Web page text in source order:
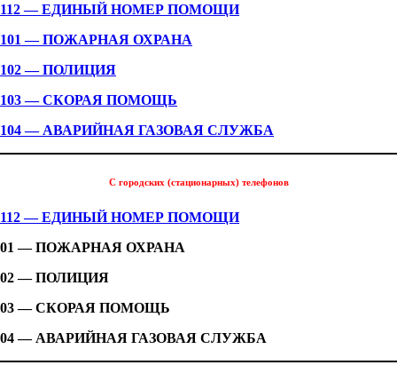
112 — ЕДИНЫЙ НОМЕР ПОМОЩИ
101 — ПОЖАРНАЯ ОХРАНА
102 — ПОЛИЦИЯ
103 — СКОРАЯ ПОМОЩЬ
104 — АВАРИЙНАЯ ГАЗОВАЯ СЛУЖБА
С городских (стационарных) телефонов
112 — ЕДИНЫЙ НОМЕР ПОМОЩИ
01 — ПОЖАРНАЯ ОХРАНА
02 — ПОЛИЦИЯ
03 — СКОРАЯ ПОМОЩЬ
04 — АВАРИЙНАЯ ГАЗОВАЯ СЛУЖБА